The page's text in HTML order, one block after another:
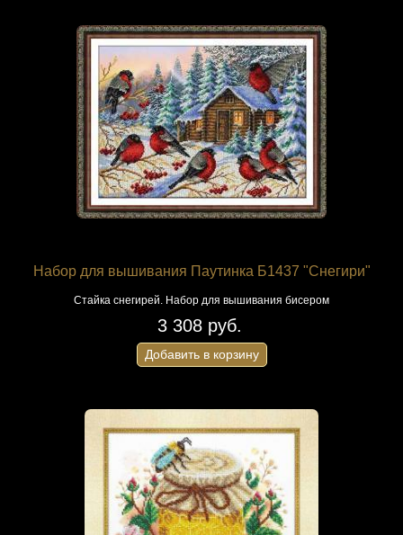
Набор для вышивания Паутинка Б1437 "Снегири"
Стайка снегирей. Набор для вышивания бисером
3 308 руб.
Добавить в корзину